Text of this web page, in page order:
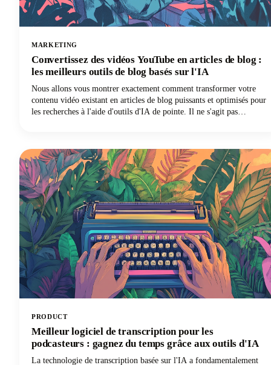
MARKETING
Convertissez des vidéos YouTube en articles de blog :
les meilleurs outils de blog basés sur l'IA
Nous allons vous montrer exactement comment transformer votre
contenu vidéo existant en articles de blog puissants et optimisés pour
les recherches à l'aide d'outils d'IA de pointe. Il ne s'agit pas
delà de son format d'origine.
PRODUCT
Meilleur logiciel de transcription pour les
podcasteurs : gagnez du temps grâce aux outils d'IA
La technologie de transcription basée sur l'IA a fondamentalement